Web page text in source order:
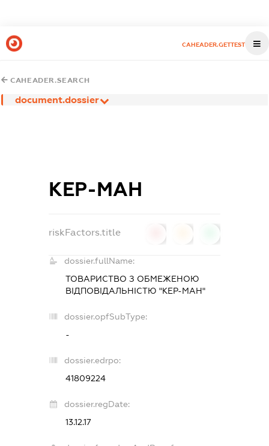
CAHEADER.GETTEST
CAHEADER.SEARCH
document.dossier
КЕР-МАН
riskFactors.title
dossier.fullName:
ТОВАРИСТВО З ОБМЕЖЕНОЮ
ВІДПОВІДАЛЬНІСТЮ "КЕР-МАН"
dossier.opfSubType:
-
dossier.edrpo:
41809224
dossier.regDate:
13.12.17